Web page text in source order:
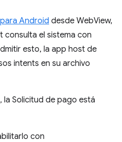
Android desde WebView,
consulta el sistema con
esto, la app host de
intents en su archivo
Solicitud de pago está
con